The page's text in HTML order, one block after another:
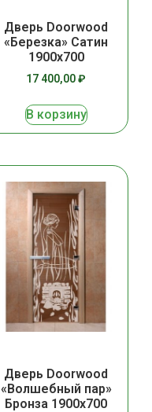
Дверь Doorwood
«Березка» Сатин
1900х700
17 400,00₽
В корзину
Дверь Doorwood
«Волшебный пар»
Бронза 1900х700